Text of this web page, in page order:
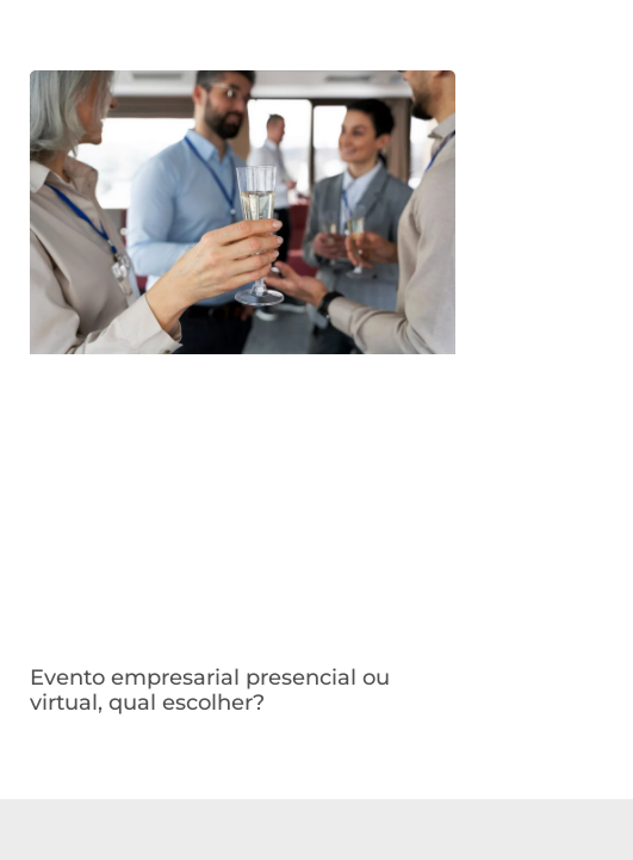
Evento empresarial presencial ou
virtual, qual escolher?